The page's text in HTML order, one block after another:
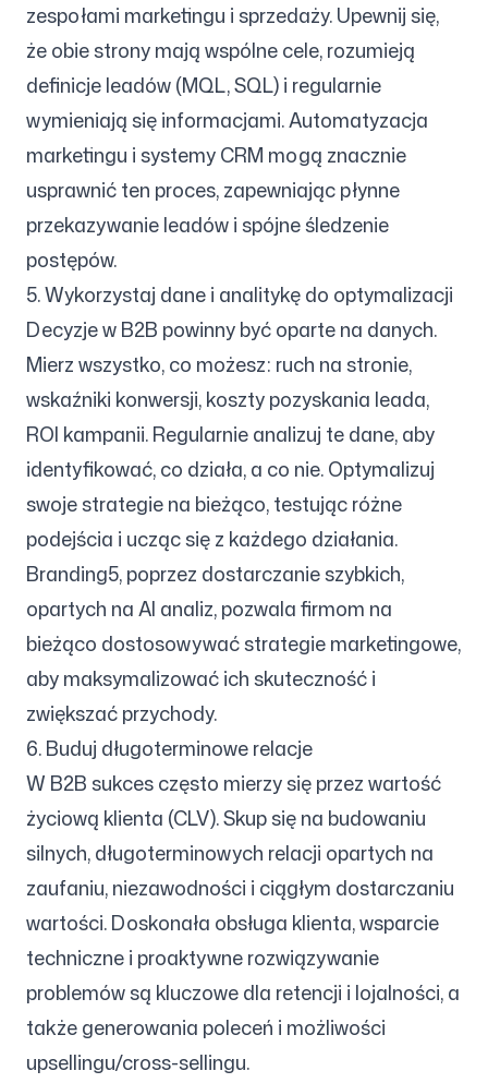
zespołami marketingu i sprzedaży. Upewnij się,
że obie strony mają wspólne cele, rozumieją
definicje leadów (MQL, SQL) i regularnie
wymieniają się informacjami. Automatyzacja
marketingu i systemy CRM mogą znacznie
usprawnić ten proces, zapewniając płynne
przekazywanie leadów i spójne śledzenie
postępów.
5. Wykorzystaj dane i analitykę do optymalizacji
Decyzje w B2B powinny być oparte na danych.
Mierz wszystko, co możesz: ruch na stronie,
wskaźniki konwersji, koszty pozyskania leada,
ROI kampanii. Regularnie analizuj te dane, aby
identyfikować, co działa, a co nie. Optymalizuj
swoje strategie na bieżąco, testując różne
podejścia i ucząc się z każdego działania.
Branding5, poprzez dostarczanie szybkich,
opartych na AI analiz, pozwala firmom na
bieżąco dostosowywać strategie marketingowe,
aby maksymalizować ich skuteczność i
zwiększać przychody.
6. Buduj długoterminowe relacje
W B2B sukces często mierzy się przez wartość
życiową klienta (CLV). Skup się na budowaniu
silnych, długoterminowych relacji opartych na
zaufaniu, niezawodności i ciągłym dostarczaniu
wartości. Doskonała obsługa klienta, wsparcie
techniczne i proaktywne rozwiązywanie
problemów są kluczowe dla retencji i lojalności, a
także generowania poleceń i możliwości
upsellingu/cross-sellingu.